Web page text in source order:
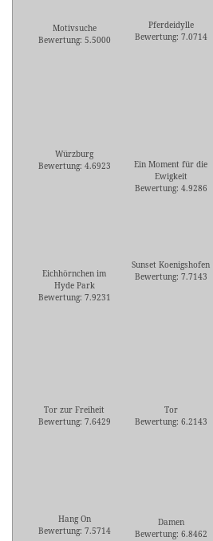
Motivsuche
Bewertung: 5.5000
Pferdeidylle
Bewertung: 7.0714
Würzburg
Bewertung: 4.6923
Ein Moment für die
Ewigkeit
Bewertung: 4.9286
Eichhörnchen im
Hyde Park
Bewertung: 7.9231
Sunset Koenigshofen
Bewertung: 7.7143
Tor zur Freiheit
Bewertung: 7.6429
Tor
Bewertung: 6.2143
Hang On
Bewertung: 7.5714
Damen
Bewertung: 6.8462